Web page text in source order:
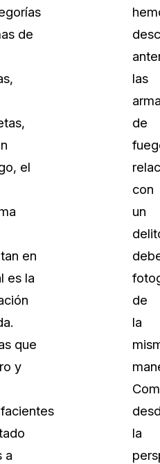
Casos Practicos
sus necesidades de redacción
Obtenga respuestas a sus
CaseGuard
Videoteca
CaseGuard. Práctica nuevas
aprender
Recomendaciones
Historias sobre cómo nuestros
utilizan CaseGuard studio a diario
Más información sobre
misión
Trabaja con nosotros
Únase a nuestro equipo y
construir el futuro de la redacción
de
el
en
es la
que
y
a
las
de
con
un
de
la
la